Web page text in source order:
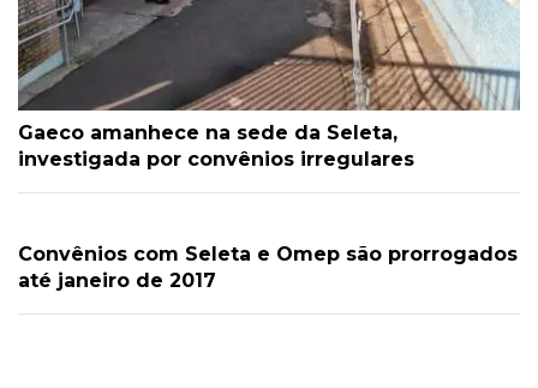
Gaeco amanhece na sede da Seleta,
investigada por convênios irregulares
Convênios com Seleta e Omep são prorrogados
até janeiro de 2017